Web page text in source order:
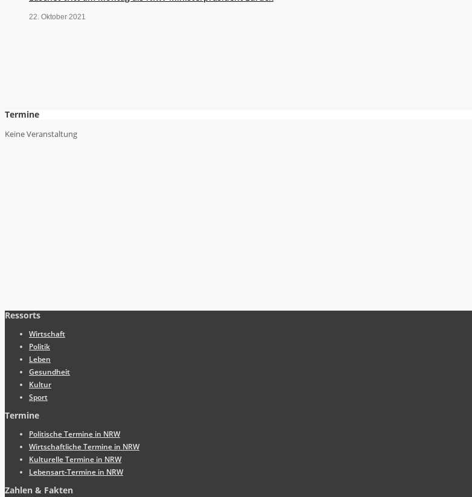
22. Oktober 2021
Termine
Keine Veranstaltung
Ressorts
Wirtschaft
Politik
Leben
Gesundheit
Kultur
Sport
Termine
Politische Termine in NRW
Wirtschaftliche Termine in NRW
Kulturelle Termine in NRW
Lebensart-Termine in NRW
Zahlen & Fakten